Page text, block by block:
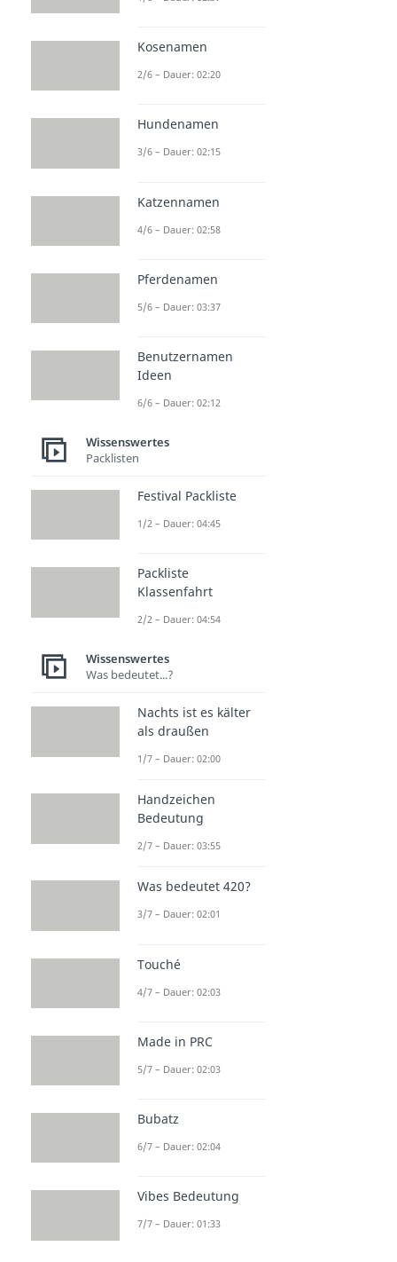
Kosenamen
2/6 – Dauer: 02:20
Hundenamen
3/6 – Dauer: 02:15
Katzennamen
4/6 – Dauer: 02:58
Pferdenamen
5/6 – Dauer: 03:37
Benutzernamen
Ideen
6/6 – Dauer: 02:12
Wissenswertes
Packlisten
Festival Packliste
1/2 – Dauer: 04:45
Packliste
Klassenfahrt
2/2 – Dauer: 04:54
Wissenswertes
Was bedeutet...?
Nachts ist es kälter
als draußen
1/7 – Dauer: 02:00
Handzeichen
Bedeutung
2/7 – Dauer: 03:55
Was bedeutet 420?
3/7 – Dauer: 02:01
Touché
4/7 – Dauer: 02:03
Made in PRC
5/7 – Dauer: 02:03
Bubatz
6/7 – Dauer: 02:04
Vibes Bedeutung
7/7 – Dauer: 01:33